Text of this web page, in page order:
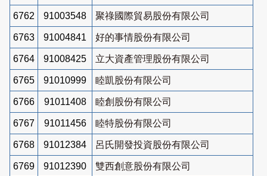
6762 91003548 聚祿國際貿易股份有限公司
6763 91004841 好的事情股份有限公司
6764 91008425 立大資產管理股份有限公司
6765 91010999 睦凱股份有限公司
6766 91011408 睦創股份有限公司
6767 91011456 睦特股份有限公司
6768 91012384 呂氏開發投資股份有限公司
6769 91012390 雙西創意股份有限公司